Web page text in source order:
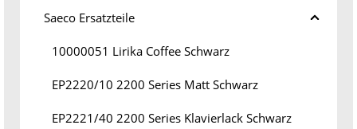
Saeco Ersatzteile
10000051 Lirika Coffee Schwarz
EP2220/10 2200 Series Matt Schwarz
EP2221/40 2200 Series Klavierlack Schwarz